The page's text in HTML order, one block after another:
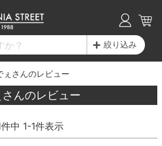
絞り込み
ぇさんのレビュー
んのレビュー
件中 1-1件表示
注文は当日発送！
上で送料無料！
10日と20日は3倍！
（完成品）
注文は当日発送！
上で送料無料！
10日と20日は3倍！
てのデッキ）
注文は当日発送！
上で送料無料！
10日と20日は3倍！
（全てのトラック）
注文は当日発送！
上で送料無料！
10日と20日は3倍！
（全てのウィール）
注文は当日発送！
上で送料無料！
10日と20日は3倍！
注文は当日発送！
上で送料無料！
10日と20日は3倍！
ツ
注文は当日発送！
上で送料無料！
10日と20日は3倍！
注文は当日発送！
上で送料無料！
10日と20日は3倍！
注文は当日発送！
上で送料無料！
10日と20日は3倍！